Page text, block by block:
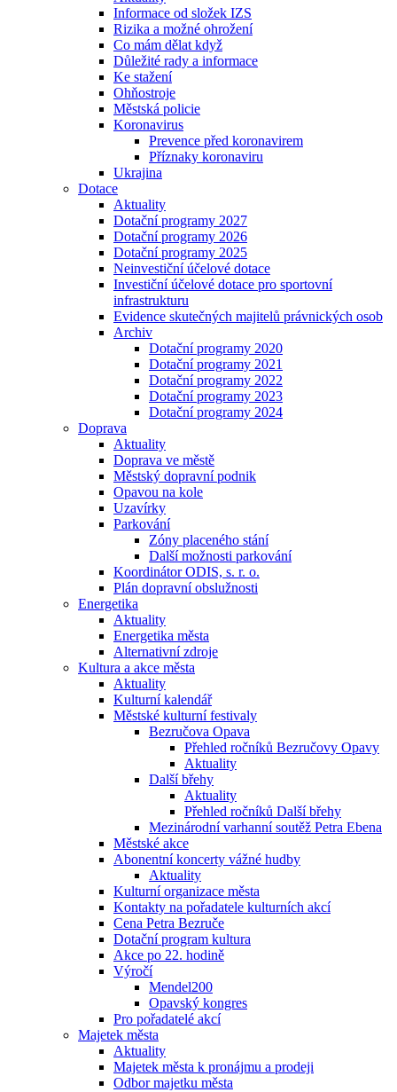
Informace od složek IZS
Rizika a možné ohrožení
Co mám dělat když
Důležité rady a informace
Ke stažení
Ohňostroje
Městská policie
Koronavirus
Prevence před koronavirem
Příznaky koronaviru
Ukrajina
Dotace
Aktuality
Dotační programy 2027
Dotační programy 2026
Dotační programy 2025
Neinvestiční účelové dotace
Investiční účelové dotace pro sportovní
infrastrukturu
Evidence skutečných majitelů právnických osob
Archiv
Dotační programy 2020
Dotační programy 2021
Dotační programy 2022
Dotační programy 2023
Dotační programy 2024
Doprava
Aktuality
Doprava ve městě
Městský dopravní podnik
Opavou na kole
Uzavírky
Parkování
Zóny placeného stání
Další možnosti parkování
Koordinátor ODIS, s. r. o.
Plán dopravní obslužnosti
Energetika
Aktuality
Energetika města
Alternativní zdroje
Kultura a akce města
Aktuality
Kulturní kalendář
Městské kulturní festivaly
Bezručova Opava
Přehled ročníků Bezručovy Opavy
Aktuality
Další břehy
Aktuality
Přehled ročníků Další břehy
Mezinárodní varhanní soutěž Petra Ebena
Městské akce
Abonentní koncerty vážné hudby
Aktuality
Kulturní organizace města
Kontakty na pořadatele kulturních akcí
Cena Petra Bezruče
Dotační program kultura
Akce po 22. hodině
Výročí
Mendel200
Opavský kongres
Pro pořadatelé akcí
Majetek města
Aktuality
Majetek města k pronájmu a prodeji
Odbor majetku města